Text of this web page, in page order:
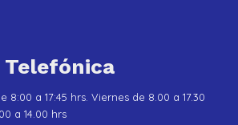
8:00 a 17:45 hrs. Viernes de 8.00 a 17.30
a 14.00 hrs